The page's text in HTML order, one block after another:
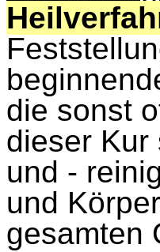
die sonst
dieser Kur
und -
und
gesamten